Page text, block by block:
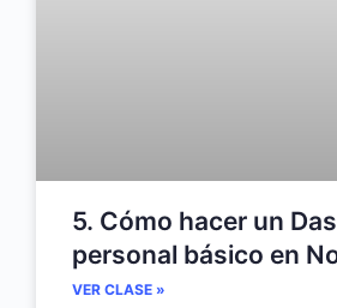
5. Cómo hacer un
personal básico en
VER CLASE »